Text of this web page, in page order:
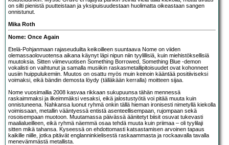
on silti pienistä puutteistaan ja yksipuisuudestaan huolimatta oikeastaan sangen
onnistunut.
Mika Roth
Nome: Once Again
Etelä-Pohjanmaan rajaseuduilta keikoilleen suuntaava Nome on viiden
olemassaolovuotensa aikana käynyt läpi nipun niin tyylillisiä, kuin miehistöksellisiä
muutoksia. Sitten viimevuotisen Something Borrowed, Something Blue -demon
vokalisti on vaihtunut ja samalla musiikin raskasmetallipitoisuudet ovat kohonneet
uusiin huippulukemiin. Muutos on osattu myös muin keinoin kääntää positiiviseksi
voimaksi, eikä bändin demosta löydy (tälläkään kerralla) moitteen sijaa.
Nome vuosimallia 2008 kasvaa rikkaan sukupuunsa tähän mennessä
raskaimmaksi ja ilkeimmäksi vesaksi, eikä jalostustyötä voi pitää muuta kuin
onnistuneena. Nahkansa luonut ryhmä onkin tällä hieman ironisesti nimetyllä kiekolla
voimissaan, metallin vääntyessä entistä asenteellisempaan, rujompaan sekä
rosoisempaan muotoon. Muutamassa päivässä äänitetyt biisit osuvat tukevasti
maalialueilleen, eikä ryhmä näemmä osaa tehdä muuta kuin priimaa – oli tyylilaji
sitten mikä tahansa. Kyseessä on ehdottomasti katsastamisen arvoinen tapaus
kaikille niille, jotka pitävät englanninkielisestä raskaammasta ja rockaavalla tavalla
menevämmästä metallista.